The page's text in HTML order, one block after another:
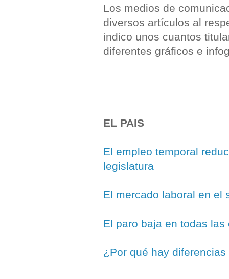
Los medios de
diversos artículos al
indico unos cuantos
diferentes gráficos e
EL PAIS
El empleo temporal
legislatura
El mercado laboral en el
El paro baja en todas
¿Por qué hay